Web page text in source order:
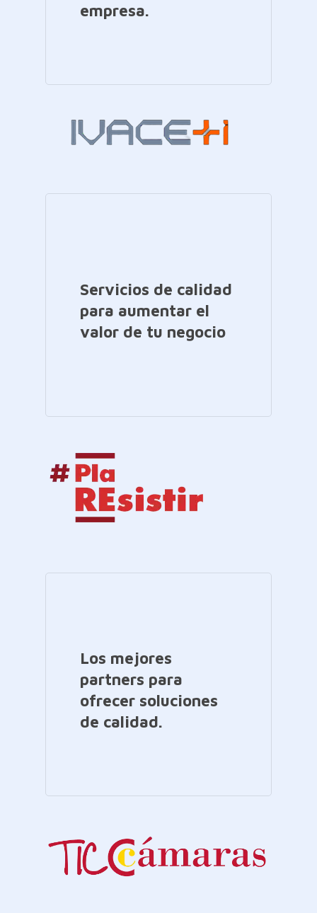
empresa.
Servicios de calidad
para aumentar el
valor de tu negocio
Los mejores
partners para
ofrecer soluciones
de calidad.